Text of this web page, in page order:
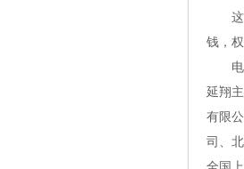
这个
钱，
电影
延翔
有限
司、